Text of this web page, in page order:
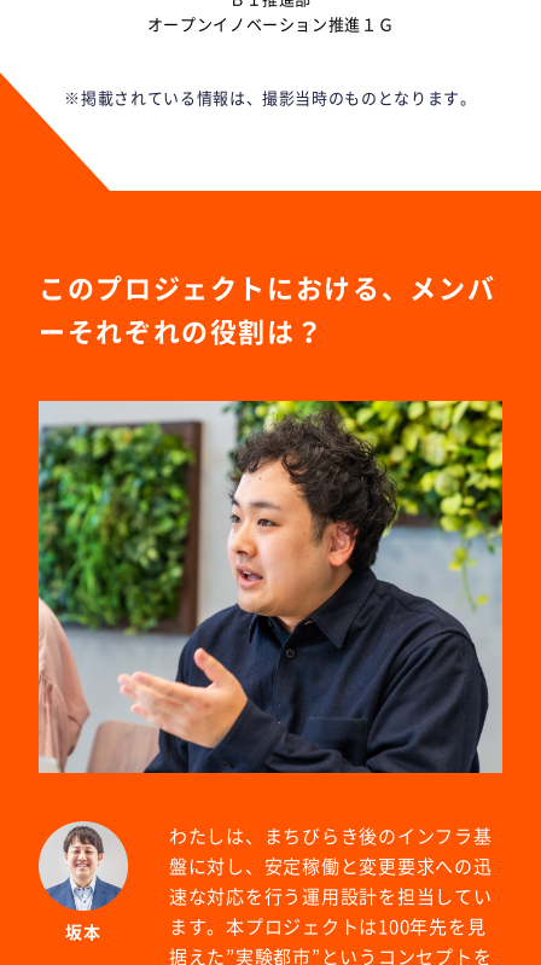
オープンイノベーション推進１Ｇ
※掲載されている情報は、撮影当時のものとなります。
このプロジェクトにおける、メンバ
ーそれぞれの役割は？
坂本
わたしは、まちびらき後のインフラ基
盤に対し、安定稼働と変更要求への迅
速な対応を行う運用設計を担当してい
ます。本プロジェクトは100年先を見
据えた”実験都市”というコンセプトを